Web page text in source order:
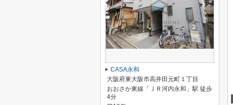
CASA永和
大阪府東大阪市高井田元町１丁目
おおさか東線「ＪＲ河内永和」駅 徒歩
4分